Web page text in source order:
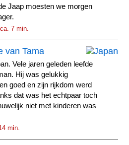
Jaap moesten we morgen
7 min.
van Tama
Vele jaren geleden leefde
Hij was gelukkig
goed en zijn rijkdom werd
dat was het echtpaar toch
niet met kinderen was
min.